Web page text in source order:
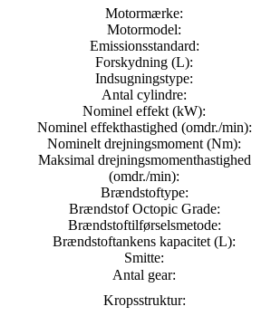
Motormærke:
Motormodel:
Emissionsstandard:
Forskydning (L):
Indsugningstype:
Antal cylindre:
Nominel effekt (kW):
Nominel effekthastighed (omdr./min):
Nominelt drejningsmoment (Nm):
Maksimal drejningsmomenthastighed
(omdr./min):
Brændstoftype:
Brændstof Octopic Grade:
Brændstoftilførselsmetode:
Brændstoftankens kapacitet (L):
Smitte:
Antal gear:
Kropsstruktur: